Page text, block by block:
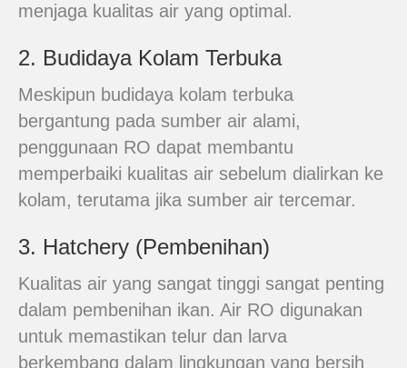
menjaga kualitas air yang optimal.
2. Budidaya Kolam Terbuka
Meskipun budidaya kolam terbuka
bergantung pada sumber air alami,
penggunaan RO dapat membantu
memperbaiki kualitas air sebelum dialirkan ke
kolam, terutama jika sumber air tercemar.
3. Hatchery (Pembenihan)
Kualitas air yang sangat tinggi sangat penting
dalam pembenihan ikan. Air RO digunakan
untuk memastikan telur dan larva
berkembang dalam lingkungan yang bersih